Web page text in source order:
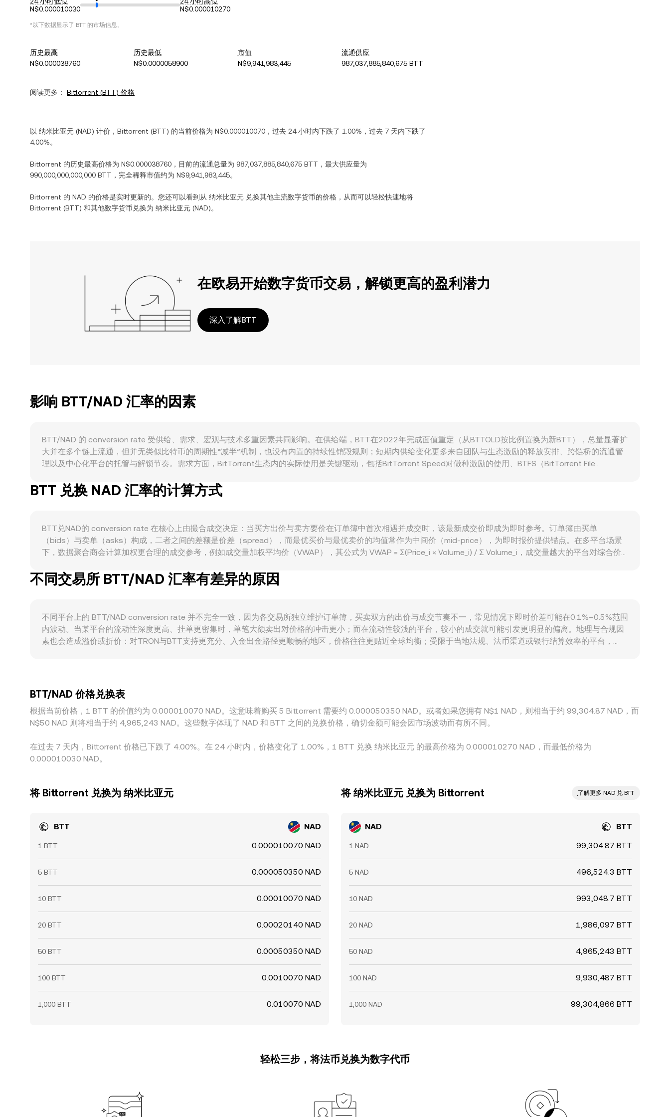
N$0.000010030
N$0.000010270
*以下数据显示了 BTT 的市场信息。
历史最高
N$0.000038760
历史最低
N$0.0000058900
市值
N$9,941,983,445
流通供应
987,037,885,840,675 BTT
阅读更多： Bittorrent (BTT) 价格
以 纳米比亚元 (NAD) 计价， Bittorrent (BTT) 的当前价格为 N$0.000010070 ，过去 24 小时内下跌了 1.00% ，过去 7 天内下跌了
4.00%。
Bittorrent 的历史最高价格为 N$0.000038760 ，目前的流通总量为 987,037,885,840,675 BTT ，最大供应量为
990,000,000,000,000 BTT ，完全稀释市值约为 N$9,941,983,445。
Bittorrent 的 NAD 的价格是实时更新的。您还可以看到从 纳米比亚元 兑换其他主流数字货币的价格，从而可以轻松快速地将
Bittorrent (BTT) 和其他数字货币兑换为 纳米比亚元 (NAD)。
在欧易开始数字货币交易，解锁更高的盈利潜力
深入了解BTT
影响 BTT/NAD 汇率的因素
BTT/NAD 的 conversion rate 受供给、需求、宏观与技术多重因素共同影响。在供给端，BTT在2022年完成面值重定（从BTTOLD按比例置换为新BTT），总量显著扩
大并在多个链上流通，但并无类似比特币的周期性“减半”机制，也没有内置的持续性销毁规则；短期内供给变化更多来自团队与生态激励的释放安排、跨链桥的流通管
理以及中心化平台的托管与解锁节奏。需求方面，BitTorrent生态内的实际使用是关键驱动，包括BitTorrent Speed对做种激励的使用、BTFS（BitTorrent File
与持有需求。宏观层面，BTT通常与比特币整体方向相关，行业风险偏好升降往往先由BTC传导；而NAD受南非兰特（ZAR）联动影响较强，商品价格、南部非洲地区
利率与资本流动、以及美元强弱都会反映到NAD的购买力上，从而影响以NAD计价的BTT/NAD conversion rate。监管方面，与TRON生态相关的合规审查、各国对代币
资金费率变化、季度或月度交割合约的集中到期、以及链上与交易所大额地址的集中流入流出，都会在短期内改变买卖力量对比，放大BTT/NAD conversion rate 的波
动幅度。
BTT 兑换 NAD 汇率的计算方式
BTT兑NAD的 conversion rate 在核心上由撮合成交决定：当买方出价与卖方要价在订单簿中首次相遇并成交时，该最新成交价即成为即时参考。订单簿由买单
（bids）与卖单（asks）构成，二者之间的差额是价差（spread），而最优买价与最优卖价的均值常作为中间价（mid-price），为即时报价提供锚点。在多平台场景
下，数据聚合商会计算加权更合理的成交参考，例如成交量加权平均价（VWAP），其公式为 VWAP = Σ(Price_i × Volume_i) / Σ Volume_i，成交量越大的平台对综合价
金额反推所需出售的BTT数量。除中心化订单簿外，BTT在去中心化交易平台上也存在可观流动性，这类AMM自动做市池遵循 x × y = k 的恒定乘积公式，其中池内两种
资产储备分别为x与y，价格可近似表示为 price = y/x；当有大笔BTT换入或换出时，会拉动池子储备比例变化，从而即时改变池内给出的 BTT/NAD conversion
不同交易所 BTT/NAD 汇率有差异的原因
不同平台上的 BTT/NAD conversion rate 并不完全一致，因为各交易所独立维护订单簿，买卖双方的出价与成交节奏不一，常见情况下即时价差可能在0.1%–0.5%范围
内波动。当某平台的流动性深度更高、挂单更密集时，单笔大额卖出对价格的冲击更小；而在流动性较浅的平台，较小的成交就可能引发更明显的偏离。地理与合规因
素也会造成溢价或折价：对TRON与BTT支持更充分、入金出金路径更顺畅的地区，价格往往更贴近全球均衡；受限于当地法规、法币渠道或银行结算效率的平台，
BTT/NAD 价格兑换表
根据当前价格，1 BTT 的价值约为 0.000010070 NAD。这意味着购买 5 Bittorrent 需要约 0.000050350 NAD。或者如果您拥有 N$1 NAD，则相当于约 99,304.87 NAD，而
N$50 NAD 则将相当于约 4,965,243 NAD。这些数字体现了 NAD 和 BTT 之间的兑换价格，确切金额可能会因市场波动而有所不同。
在过去 7 天内，Bittorrent 价格已下跌了 4.00%。在 24 小时内，价格变化了 1.00%，1 BTT 兑换 纳米比亚元 的最高价格为 0.000010270 NAD，而最低价格为
0.000010030 NAD。
将 Bittorrent 兑换为 纳米比亚元
BTT NAD
1 BTT 0.000010070 NAD
5 BTT 0.000050350 NAD
10 BTT 0.00010070 NAD
20 BTT 0.00020140 NAD
50 BTT 0.00050350 NAD
100 BTT 0.0010070 NAD
1,000 BTT 0.010070 NAD
将 纳米比亚元 兑换为 Bittorrent ִִִִִִִִִִִִִִִִִִִִִִִִִִִִִִִִִִִִִִִִִִִִִִִ了解更多 NAD 兑 BTT
NAD BTT
1 NAD 99,304.87 BTT
5 NAD 496,524.3 BTT
10 NAD 993,048.7 BTT
20 NAD 1,986,097 BTT
50 NAD 4,965,243 BTT
100 NAD 9,930,487 BTT
1,000 NAD 99,304,866 BTT
轻松三步，将法币兑换为数字代币